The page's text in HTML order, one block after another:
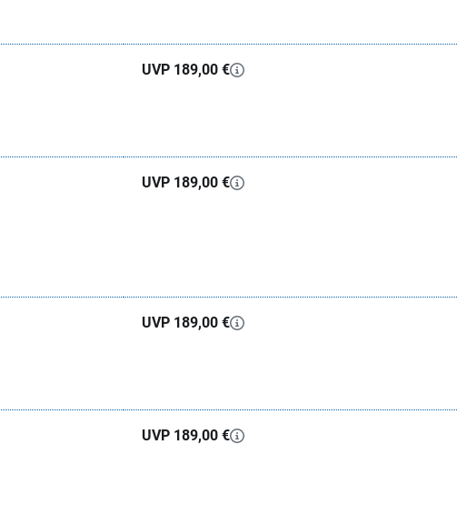
UVP 189,00 €
UVP 189,00 €
UVP 189,00 €
UVP 189,00 €